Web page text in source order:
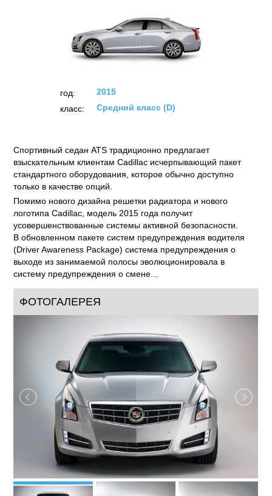
год:
2015
класс:
Средний класс (D)
Спортивный седан ATS традиционно предлагает
взыскательным клиентам Cadillac исчерпывающий пакет
стандартного оборудования, которое обычно доступно
только в качестве опций.
Помимо нового дизайна решетки радиатора и нового
логотипа Cadillac, модель 2015 года получит
усовершенствованные системы активной безопасности.
В обновленном пакете систем предупреждения водителя
(Driver Awareness Package) система предупреждения о
выходе из занимаемой полосы эволюционировала в
систему предупреждения о смене...
ФОТОГАЛЕРЕЯ